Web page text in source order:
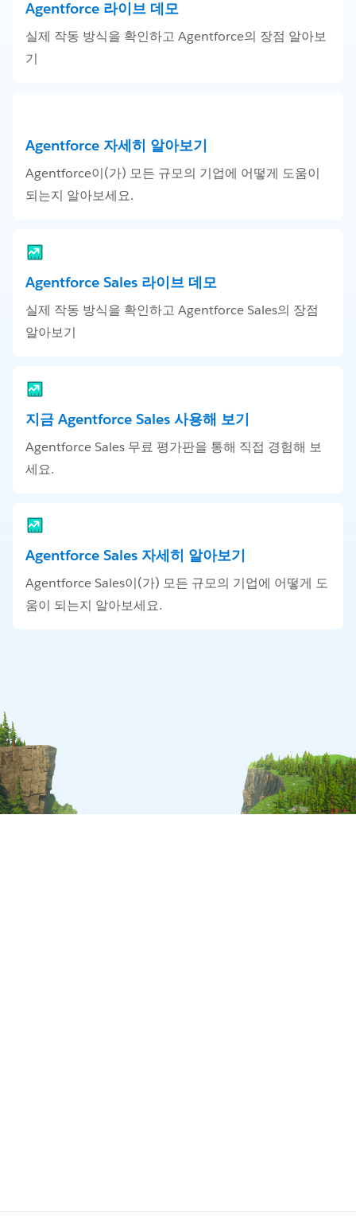
Agentforce 라이브 데모
실제 작동 방식을 확인하고 Agentforce의 장점 알아보
기
Agentforce 자세히 알아보기
Agentforce이(가) 모든 규모의 기업에 어떻게 도움이
되는지 알아보세요.
Agentforce Sales 라이브 데모
실제 작동 방식을 확인하고 Agentforce Sales의 장점
알아보기
지금 Agentforce Sales 사용해 보기
Agentforce Sales 무료 평가판을 통해 직접 경험해 보
세요.
Agentforce Sales 자세히 알아보기
Agentforce Sales이(가) 모든 규모의 기업에 어떻게 도
움이 되는지 알아보세요.